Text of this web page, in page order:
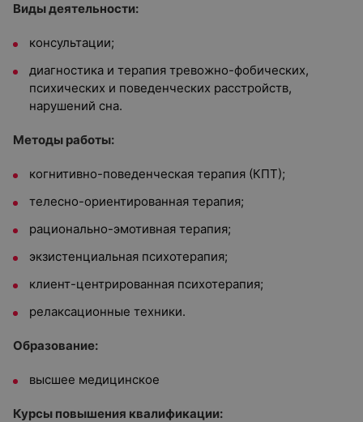
Виды деятельности:
консультации;
диагностика и терапия тревожно-фобических,
психических и поведенческих расстройств,
нарушений сна.
Методы работы:
когнитивно-поведенческая терапия (КПТ);
телесно-ориентированная терапия;
рационально-эмотивная терапия;
экзистенциальная психотерапия;
клиент-центрированная психотерапия;
релаксационные техники.
Образование:
высшее медицинское
Курсы повышения квалификации: